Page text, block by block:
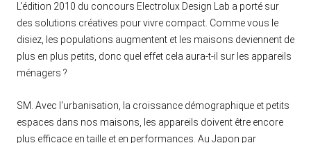
L'édition 2010 du concours Electrolux Design Lab a porté sur
des solutions créatives pour vivre compact. Comme vous le
disiez, les populations augmentent et les maisons deviennent de
plus en plus petits, donc quel effet cela aura-t-il sur les appareils
ménagers ?
SM. Avec l'urbanisation, la croissance démographique et petits
espaces dans nos maisons, les appareils doivent être encore
plus efficace en taille et en performances. Au Japon par